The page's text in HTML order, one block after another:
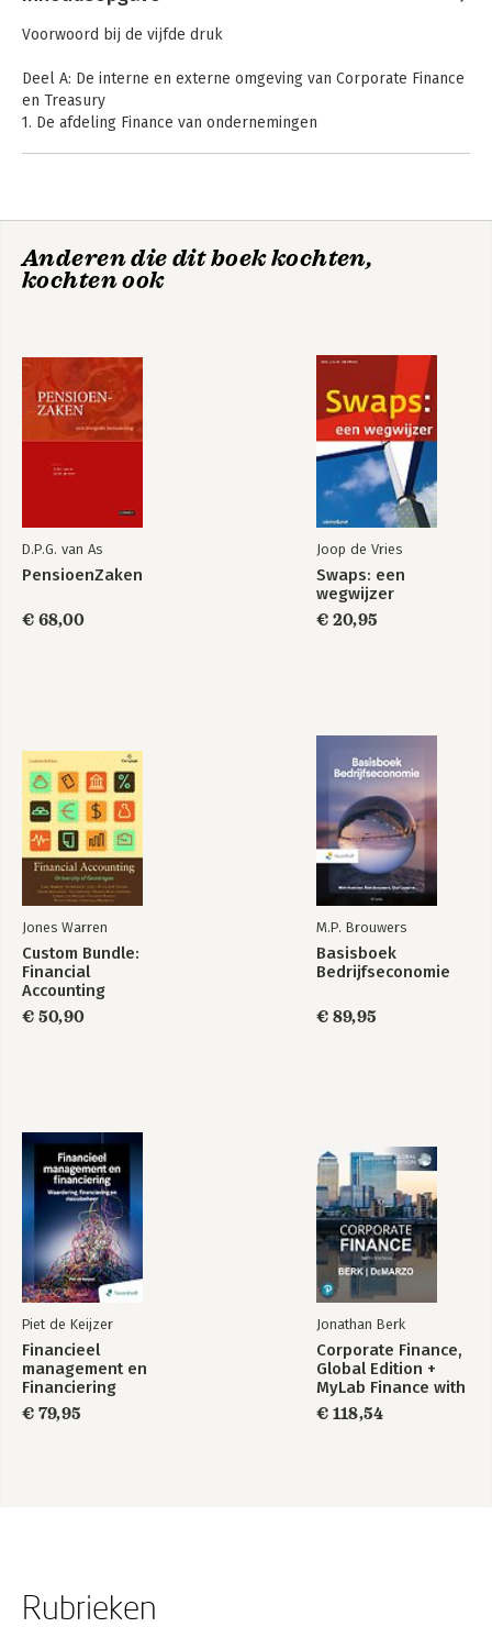
Swaps: een
wegwijzer
Bekijk alle boeken
Handboek
controllers
Bekijk alle boeken
Voorwoord bij de vijfde druk
Deel A: De interne en externe omgeving van Corporate Finance
en Treasury
1. De afdeling Finance van ondernemingen
Deel B: Vermogenskosten
6. Eigen vermogen
vermogensstructuur
Deel C: Selectie van bedrijfsactiviteiten
10. Aandeelhouderswaarde
12. Investeringsselectie
Deel D: Werkkapitaalbeheer
13. Werkkapitaalbeheer
Deel E: Financieel risicobeheer
15. Renterisicobeheer
18. Simultaan liquiditeitsbeheer bij meerdere valuta’s
Register
Anderen die dit boek kochten,
kochten ook
D.P.G. van As
PensioenZaken
€ 68,00
Joop de Vries
Swaps: een
wegwijzer
€ 20,95
Jones Warren
Custom Bundle:
Financial
Accounting
€ 50,90
M.P. Brouwers
Basisboek
Bedrijfseconomie
€ 89,95
Piet de Keijzer
Financieel
management en
Financiering
€ 79,95
Jonathan Berk
Corporate Finance,
Global Edition +
MyLab Finance with
Pearson eText
(Package)
€ 118,54
Rubrieken